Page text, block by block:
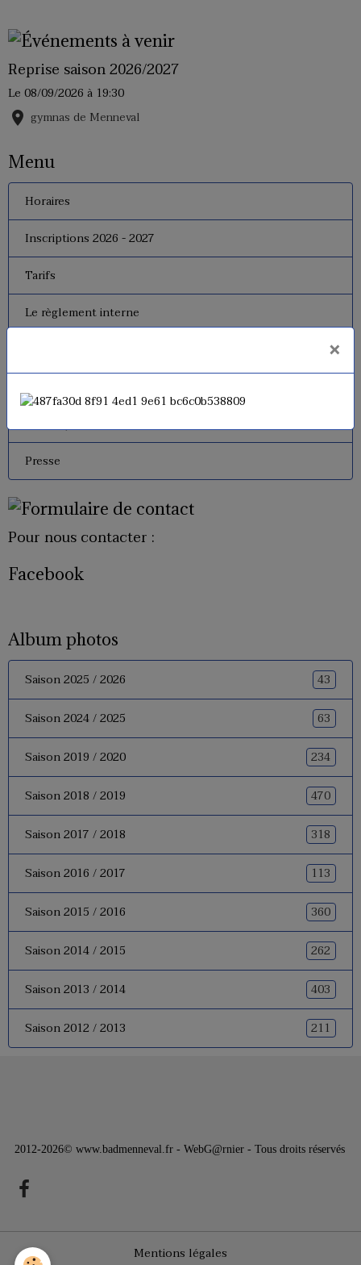
Reprise saison 2026/2027
Le 08/09/2026 à 19:30
gymnas de Menneval
Menu
Horaires
Inscriptions 2026 - 2027
Tarifs
Le règlement interne
Presse
Pour nous contacter :
Facebook
Album photos
Saison 2025 / 2026 43
Saison 2024 / 2025 63
Saison 2019 / 2020 234
Saison 2018 / 2019 470
Saison 2017 / 2018 318
Saison 2016 / 2017 113
Saison 2015 / 2016 360
Saison 2014 / 2015 262
Saison 2013 / 2014 403
Saison 2012 / 2013 211
2012-2026© www.badmenneval.fr - WebG@rnier - Tous droits réservés
Mentions légales
×